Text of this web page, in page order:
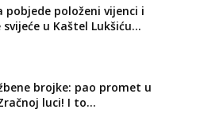
pobjede položeni vijenci i
u Kaštel Lukšiću...
brojke: pao promet u
luci! I to...